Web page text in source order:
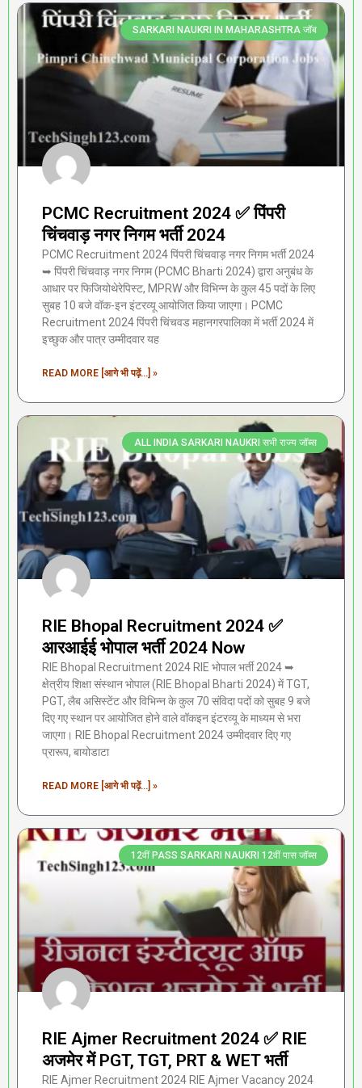
SARKARI NAUKRI IN MAHARASHTRA जॉब
PCMC Recruitment 2024 ✅ पिंपरी
चिंचवाड़ नगर निगम भर्ती 2024
PCMC Recruitment 2024 पिंपरी चिंचवाड़ नगर निगम भर्ती 2024
➥ पिंपरी चिंचवाड़ नगर निगम (PCMC Bharti 2024) द्वारा अनुबंध के
आधार पर फिजियोथेरेपिस्ट, MPRW और विभिन्न के कुल 45 पदों के लिए
सुबह 10 बजे वॉक-इन इंटरव्यू आयोजित किया जाएगा। PCMC
Recruitment 2024 पिंपरी चिंचवड महानगरपालिका में भर्ती 2024 में
इच्छुक और पात्र उम्मीदवार यह
READ MORE [आगे भी पढ़ें...] »
ALL INDIA SARKARI NAUKRI सभी राज्य जॉब्स
RIE Bhopal Recruitment 2024 ✅
आरआईई भोपाल भर्ती 2024 Now
RIE Bhopal Recruitment 2024 RIE भोपाल भर्ती 2024 ➥
क्षेत्रीय शिक्षा संस्थान भोपाल (RIE Bhopal Bharti 2024) में TGT,
PGT, लैब असिस्टेंट और विभिन्न के कुल 70 संविदा पदों को सुबह 9 बजे
दिए गए स्थान पर आयोजित होने वाले वॉकइन इंटरव्यू के माध्यम से भरा
जाएगा। RIE Bhopal Recruitment 2024 उम्मीदवार दिए गए
प्रारूप, बायोडाटा
READ MORE [आगे भी पढ़ें...] »
12वीं PASS SARKARI NAUKRI 12वीं पास जॉब्स
RIE Ajmer Recruitment 2024 ✅ RIE
अजमेर में PGT, TGT, PRT & WET भर्ती
RIE Ajmer Recruitment 2024 RIE Ajmer Vacancy 2024